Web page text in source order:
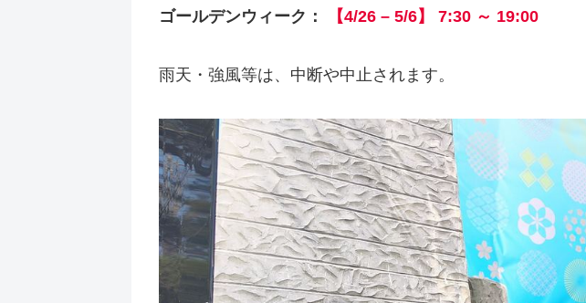
ゴールデンウィーク：
【4/26 – 5/6】 7:30 ～ 19:00
雨天・強風等は、中断や中止されます。